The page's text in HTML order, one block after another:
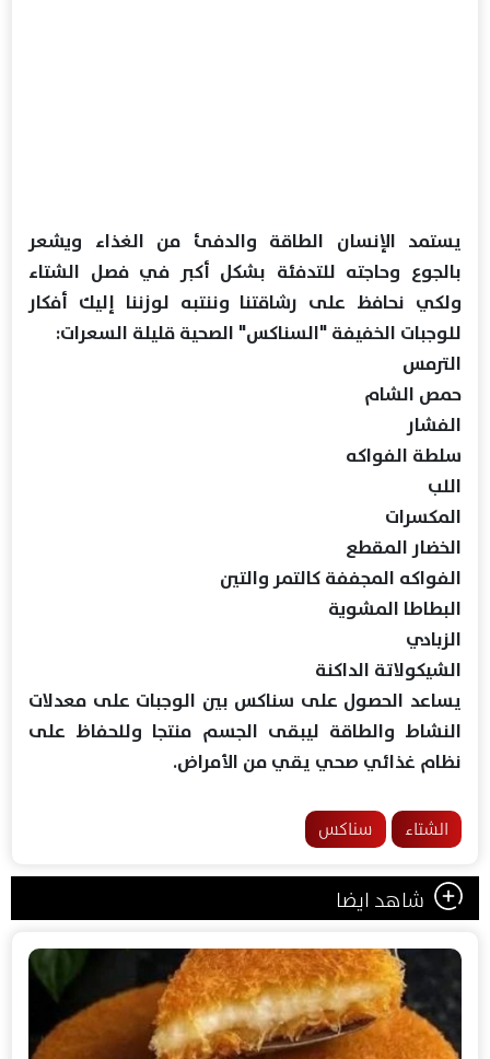
يستمد الإنسان الطاقة والدفئ من الغذاء ويشعر
بالجوع وحاجته للتدفئة بشكل أكبر في فصل الشتاء
ولكي نحافظ على رشاقتنا وننتبه لوزننا إليك أفكار
للوجبات الخفيفة "السناكس" الصحية قليلة السعرات:
الترمس
حمص الشام
الفشار
سلطة الفواكه
اللب
المكسرات
الخضار المقطع
الفواكه المجففة كالتمر والتين
البطاطا المشوية
الزبادي
الشيكولاتة الداكنة
يساعد الحصول على سناكس بين الوجبات على معدلات
النشاط والطاقة ليبقى الجسم منتجا وللحفاظ على
نظام غذائي صحي يقي من الأمراض.
الشتاء سناكس
شاهد ايضا